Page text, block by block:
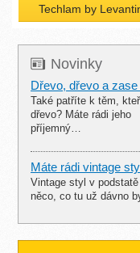
Techlam by
Novinky
Dřevo, dřevo a
Také patříte k těm,
dřevo? Máte rádi jeho
příjemný…
Máte rádi vintage
Vintage styl v
něco, co tu už dávno